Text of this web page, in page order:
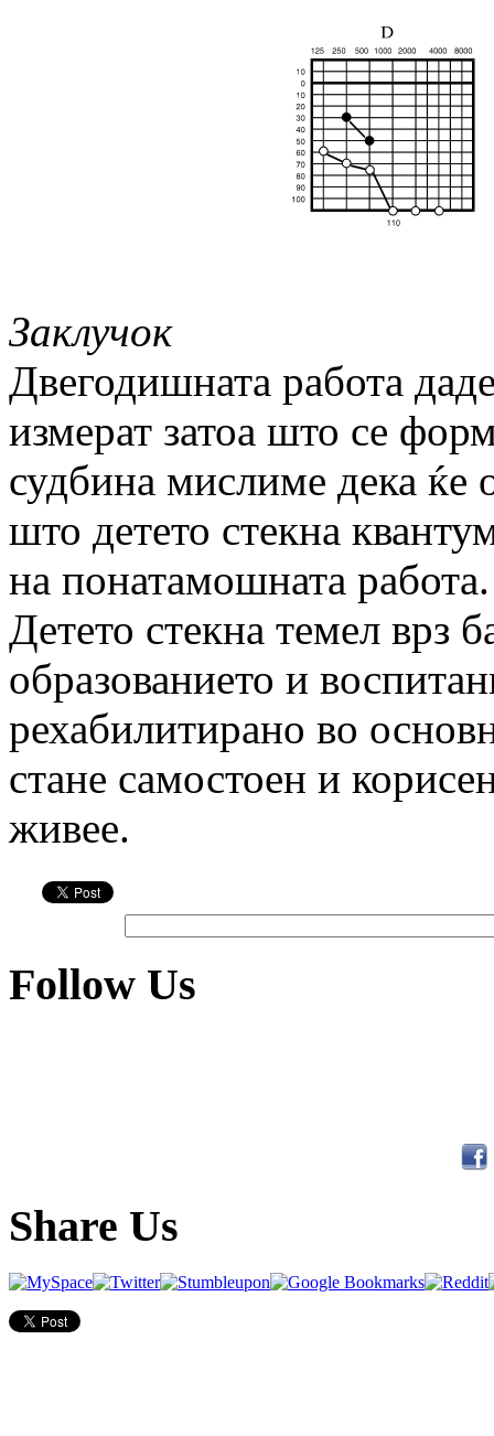
Заклучок
Двегодишната работа
измерат затоа што се
судбина мислиме дека ќе
што детето стекна
на понатамошната работа.
Детето стекна темел врз
образованието и
рехабилитирано во
стане самостоен и
живее.
Follow Us
Share Us